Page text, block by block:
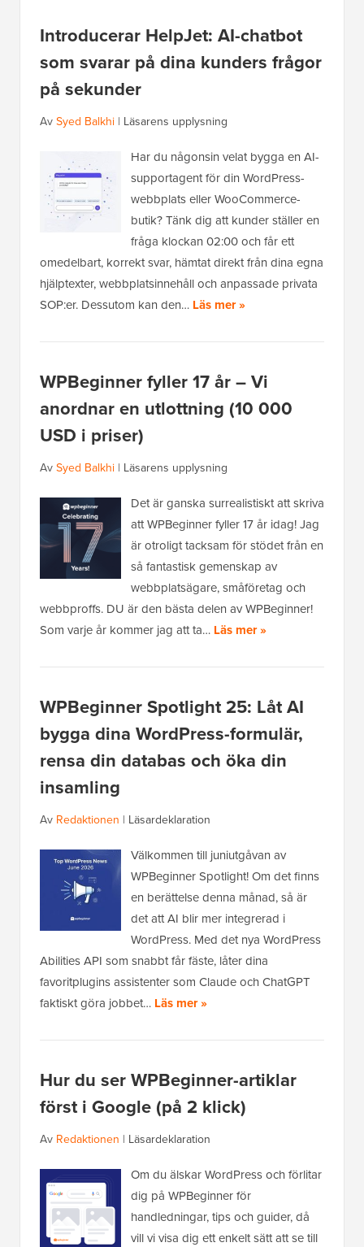
Introducerar HelpJet: AI-chatbot
som svarar på dina kunders frågor
på sekunder
Av Syed Balkhi | Läsarens upplysning
Har du någonsin velat bygga en AI-
supportagent för din WordPress-
webbplats eller WooCommerce-
butik? Tänk dig att kunder ställer en
fråga klockan 02:00 och får ett
omedelbart, korrekt svar, hämtat direkt från dina egna
hjälptexter, webbplatsinnehåll och anpassade privata
SOP:er. Dessutom kan den… Läs mer »
WPBeginner fyller 17 år – Vi
anordnar en utlottning (10 000
USD i priser)
Av Syed Balkhi | Läsarens upplysning
Det är ganska surrealistiskt att skriva
att WPBeginner fyller 17 år idag! Jag
är otroligt tacksam för stödet från en
så fantastisk gemenskap av
webbplatsägare, småföretag och
webbproffs. DU är den bästa delen av WPBeginner!
Som varje år kommer jag att ta… Läs mer »
WPBeginner Spotlight 25: Låt AI
bygga dina WordPress-formulär,
rensa din databas och öka din
insamling
Av Redaktionen | Läsardeklaration
Välkommen till juniutgåvan av
WPBeginner Spotlight! Om det finns
en berättelse denna månad, så är
det att AI blir mer integrerad i
WordPress. Med det nya WordPress
Abilities API som snabbt får fäste, låter dina
favoritplugins assistenter som Claude och ChatGPT
faktiskt göra jobbet… Läs mer »
Hur du ser WPBeginner-artiklar
först i Google (på 2 klick)
Av Redaktionen | Läsardeklaration
Om du älskar WordPress och förlitar
dig på WPBeginner för
handledningar, tips och guider, då
vill vi visa dig ett enkelt sätt att se till